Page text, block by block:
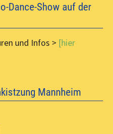
Dance-Show auf der
und Infos > [hier
Mannheim